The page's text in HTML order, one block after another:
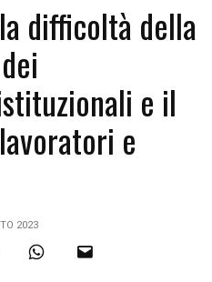
difficoltà della
e il
e
2023